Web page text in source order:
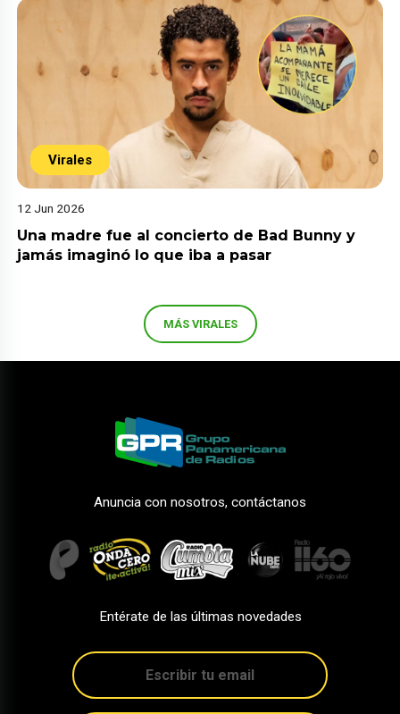
Virales
12 Jun 2026
Una madre fue al concierto de Bad Bunny y
jamás imaginó lo que iba a pasar
MÁS VIRALES
Anuncia con nosotros, contáctanos
Entérate de las últimas novedades